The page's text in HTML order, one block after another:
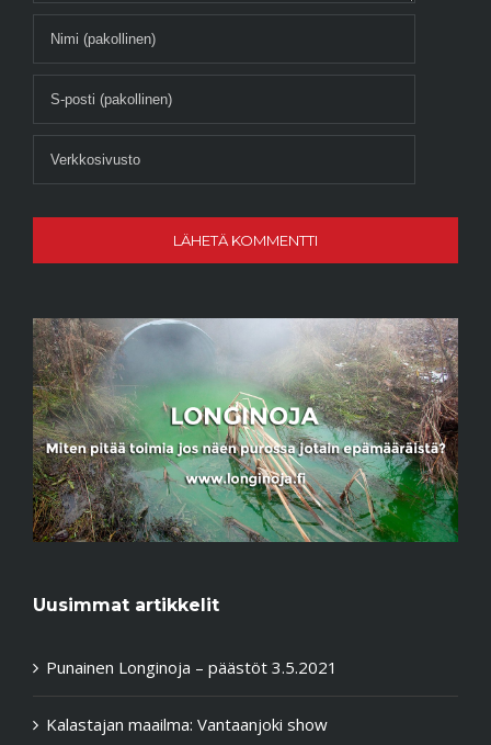
Punainen Longinoja – päästöt 3.5.2021